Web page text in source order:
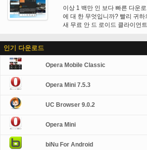
원래 IP 주소와 높은 암호화 된
문에 당신의 장치에 도달 하 고
치 및 한 응용 프로그램, 그냥
패스 워드와 클릭 연결... 개인
종류의 VOIP 지원 합니다. 모든
데이트 • 변경 프로필 사진에
진 • 저장에서 귀하의 휴대 전화
지로 바로 가기 코멘트에 응답
관리자 • 게시 하 고 이벤트 •
리 케이 션 • 만들기에서에서 사
앨범 • 홍보 • 댓글을 삭제 또는
친구를 초대 하는 설정으로 이동
태그 사람들을 관리 하는 페이지
이상 1 백만 인 보다 빠른 다운
에 대 한 무엇입니까? 빨리 귀하
새 무료 안 드 로이드 클라이언
트 후 배터리 부족 및 대역폭 소
니다. 주요 특징: • 페이 스 북 뉴
채팅 • 검색 친구, 사람, 페이지
는 사진을 장치에서 로드) • 도
인기 다운로드
Opera Mobile Classic
Opera Mini 7.5.3
UC Browser 9.0.2
Opera Mini
biNu For Android